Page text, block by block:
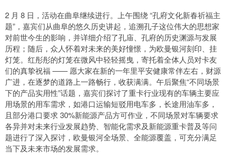
2 月 8 日，活动在曲阜继续进行。上午围绕 “孔府文化新春祈福主
题”，嘉宾们从曲阜的悠久历史讲起，追溯孔子这位伟大的思想家
对前世今生的影响，并详细介绍了孔庙、孔府的历史渊源与发展
历程；随后，众人怀着对未来的美好憧憬，为欧曼银河刻印、挂
灯笼。红彤彤的灯笼在微风中轻轻摇曳，寄托着全体人员对卡友
们的真挚祝福 —— 愿大家在新的一年里平安健康常伴左右，财源
广进，在逐梦的道路上一路畅行，收获满满。午后聚焦“不同场景
下的产品实用性”话题，嘉宾们探讨了重卡行业现有的车辆主要应
用场景的用车需求，如港口运输短驳用电车多，长途用油车多，
且部分港口要求 30%新能源产品方可作业，不同场景对车辆要求
各异并对未来行业发展趋势、智能化需求及新能源重卡普及等问
题进行了深入探讨，欧曼银河全场景、全能源覆盖，可充分满足
当下及未来市场的发展需求。